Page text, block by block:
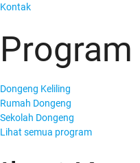
Kontak
Program
Dongeng Keliling
Rumah Dongeng
Sekolah Dongeng
Lihat semua program